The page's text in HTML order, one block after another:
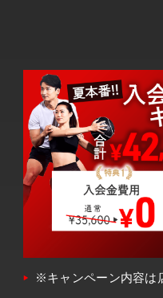
※キャンペーン内容は